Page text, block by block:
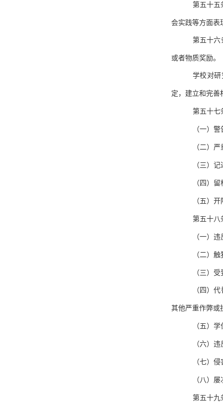
第五十五
会实践等方面表
第五十六
或者物质奖励。
学校对
定，建立和完善
第五十七
（一）
（二）
（三）
（四）
（五）
第五十八
（一）
（二）
（三）
（四）
其他严重作弊或
（五）
（六）
（七）
（八）
第五十九